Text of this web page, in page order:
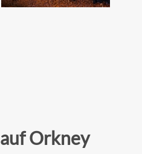
auf Orkney